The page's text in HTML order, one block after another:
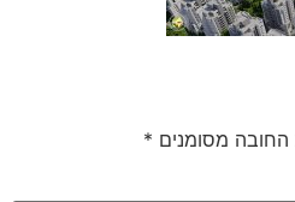
מסומנים *